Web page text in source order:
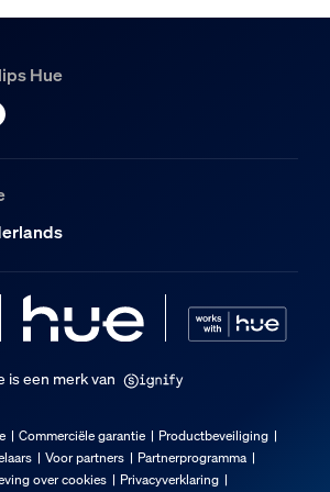
(12NC)
Hue
is een merk van
Commerciële garantie
Productbeveiliging
Voor partners
Partnerprogramma
over cookies
Privacyverklaring